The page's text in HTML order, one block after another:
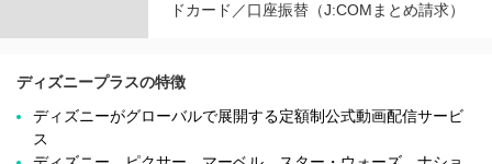
ドカード／口座振替（J:COMまとめ請求）
ディズニープラスの特徴
ディズニーがグローバルで展開する定額制公式動画配信サービ
ス